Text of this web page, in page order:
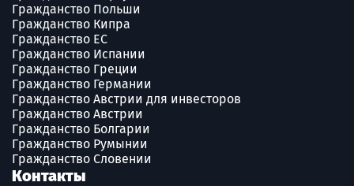
Гражданство Польши
Гражданство Кипра
Гражданство ЕС
Гражданство Испании
Гражданство Греции
Гражданство Германии
Гражданство Австрии для инвесторов
Гражданство Австрии
Гражданство Болгарии
Гражданство Румынии
Гражданство Словении
Контакты